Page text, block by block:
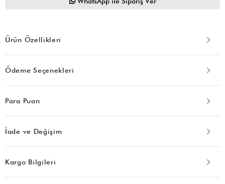
Ürün Özellikleri
Ödeme Seçenekleri
Para Puan
İade ve Değişim
Kargo Bilgileri